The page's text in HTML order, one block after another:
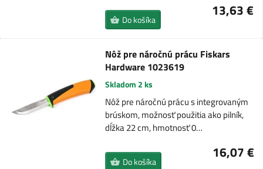
13,63 €
Do košíka
Nôž pre náročnú prácu Fiskars
Hardware 1023619
Skladom 2 ks
Nôž pre náročnú prácu s integrovaným
brúskom, možnosť použitia ako pilník,
dĺžka 22 cm, hmotnosť 0…
16,07 €
Do košíka